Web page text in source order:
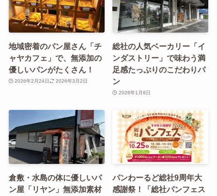
地域密着のパン屋さん「チ
ャヤカフェ」で、無添加の
優しいパンがたくさん！
2026年2月24日 2026年3月2日
総社の人気ベーカリー「イ
ンダストリー」で味わう満
足感たっぷりのこだわりパ
ン
2026年1月8日
倉敷・水島の体に優しいパ
ン屋「リヤン」無添加素材
パンわーるど総社9周年大
感謝祭！「総社パンフェス